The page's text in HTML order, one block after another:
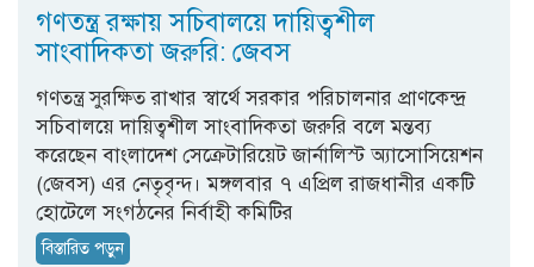
গণতন্ত্র রক্ষায় সচিবালয়ে দায়িত্বশীল
সাংবাদিকতা জরুরি: জেবস
গণতন্ত্র সুরক্ষিত রাখার স্বার্থে সরকার পরিচালনার প্রাণকেন্দ্র
সচিবালয়ে দায়িত্বশীল সাংবাদিকতা জরুরি বলে মন্তব্য
করেছেন বাংলাদেশ সেক্রেটারিয়েট জার্নালিস্ট অ্যাসোসিয়েশন
(জেবস) এর নেতৃবৃন্দ। মঙ্গলবার ৭ এপ্রিল রাজধানীর একটি
হোটেলে সংগঠনের নির্বাহী কমিটির
বিস্তারিত পড়ুন